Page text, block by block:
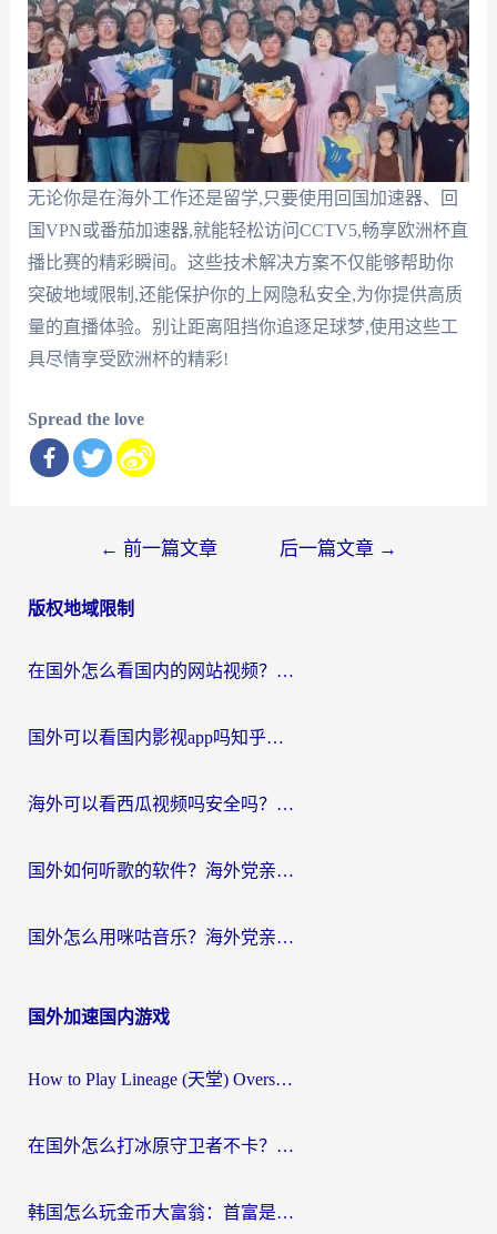
无论你是在海外工作还是留学,只要使用回国加速器、回
国VPN或番茄加速器,就能轻松访问CCTV5,畅享欧洲杯直
播比赛的精彩瞬间。这些技术解决方案不仅能够帮助你
突破地域限制,还能保护你的上网隐私安全,为你提供高质
量的直播体验。别让距离阻挡你追逐足球梦,使用这些工
具尽情享受欧洲杯的精彩!
Spread the love
导
← 前一篇文章 后一篇文章 →
版权地域限制
在国外怎么看国内的网站视频？别再踩坑！选对加速器秒回国内冲浪
国外可以看国内影视app吗知乎？留学生亲测有效的回国加速方案
海外可以看西瓜视频吗安全吗？留学生亲测：3步解决回国追剧难题，附靠谱加速器推荐
国外如何听歌的软件？海外党亲测有效的回国加速器指南
国外怎么用咪咕音乐？海外党亲测有效的听歌自由指南
国外加速国内游戏
How to Play Lineage (天堂) Overseas? The Ultimate Guide to Choosing the Best Chinese Server Game Accelerator (在国外打天堂加速器)
在国外怎么打冰原守卫者不卡？留学生亲测的国服游戏加速指南
韩国怎么玩金币大富翁：首富是谁？海外党国服游戏加速全攻略